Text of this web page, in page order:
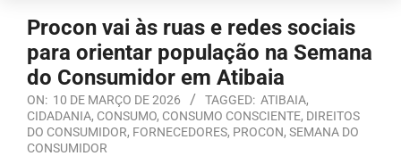
Procon vai às ruas e redes sociais
para orientar população na Semana
do Consumidor em Atibaia
ON: 10 DE MARÇO DE 2026 TAGGED: ATIBAIA,
CIDADANIA, CONSUMO, CONSUMO CONSCIENTE, DIREITOS
DO CONSUMIDOR, FORNECEDORES, PROCON, SEMANA DO
CONSUMIDOR